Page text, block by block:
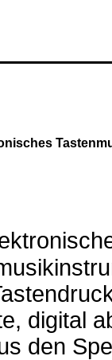
digital
den